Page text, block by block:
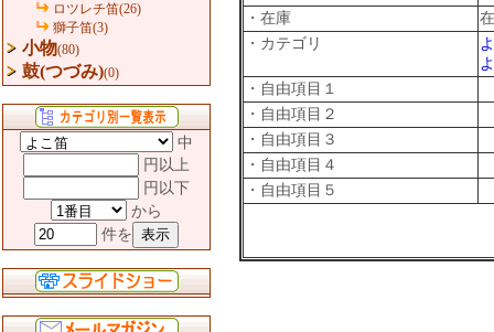
ロツレチ笛(26)
獅子笛(3)
小物(80)
鼓(つづみ)(0)
中
円以上
円以下
から
件を
・在庫
・カテゴリ
・自由項目１
・自由項目２
・自由項目３
・自由項目４
・自由項目５